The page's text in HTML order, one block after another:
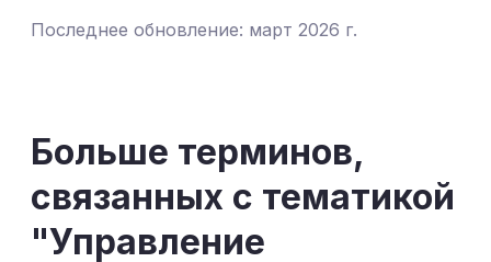
Последнее обновление: март 2026 г.
Больше терминов,
связанных с тематикой
"Управление